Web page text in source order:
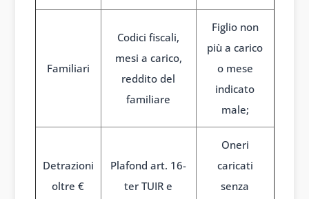
Familiari
Codici fiscali,
mesi a carico,
reddito del
familiare
Figlio non
più a carico
o mese
indicato
male;
Detrazioni
oltre €
Plafond art. 16-
ter TUIR e
Oneri
caricati
senza